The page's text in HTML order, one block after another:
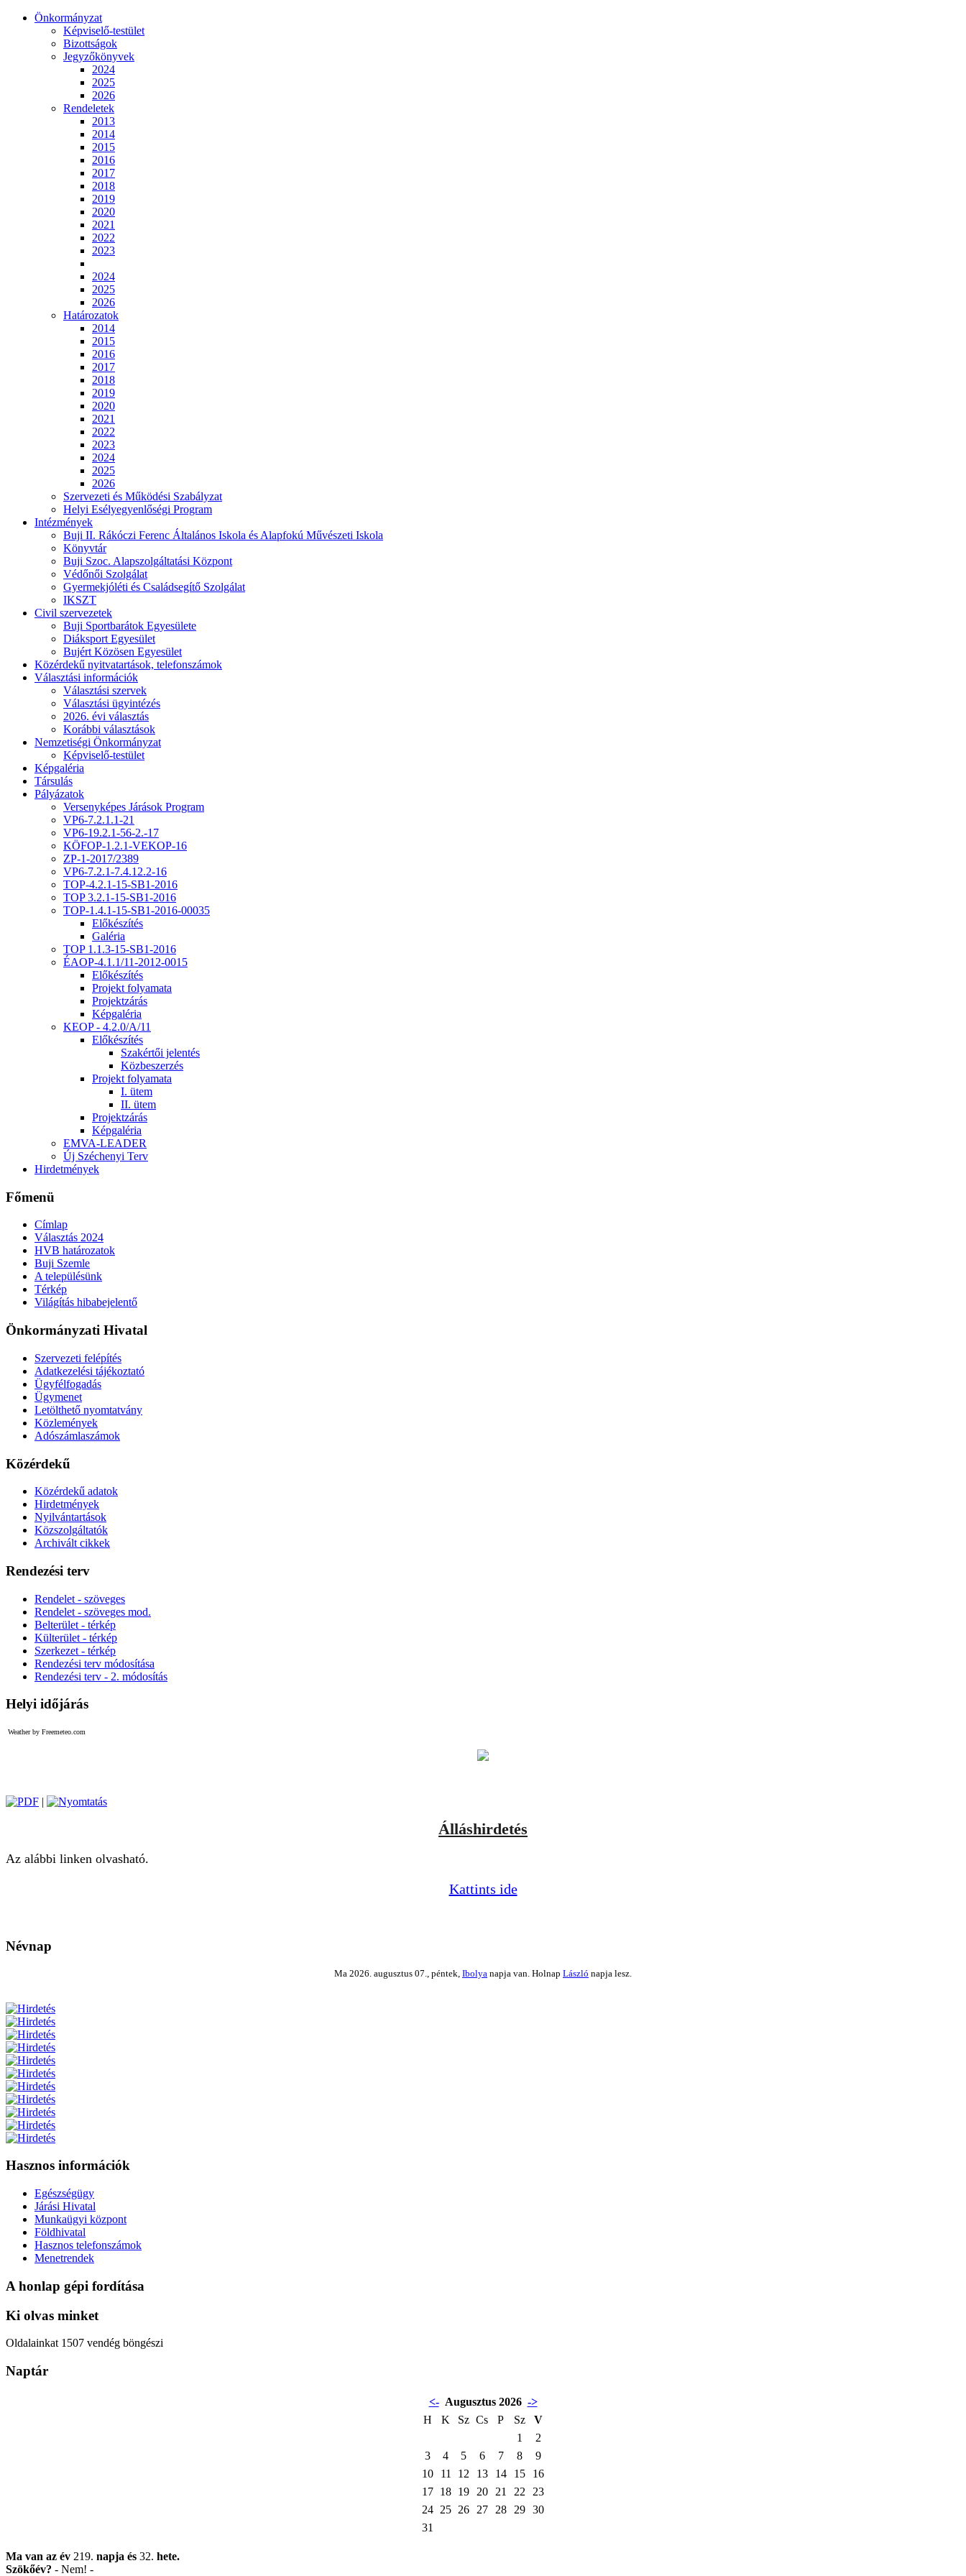
Önkormányzat
Képviselő-testület
Bizottságok
Jegyzőkönyvek
2024
2025
2026
Rendeletek
2013
2014
2015
2016
2017
2018
2019
2020
2021
2022
2023
2024
2025
2026
Határozatok
2014
2015
2016
2017
2018
2019
2020
2021
2022
2023
2024
2025
2026
Szervezeti és Működési Szabályzat
Helyi Esélyegyenlőségi Program
Intézmények
Buji II. Rákóczi Ferenc Általános Iskola és Alapfokú Művészeti Iskola
Könyvtár
Buji Szoc. Alapszolgáltatási Központ
Védőnői Szolgálat
Gyermekjóléti és Családsegítő Szolgálat
IKSZT
Civil szervezetek
Buji Sportbarátok Egyesülete
Diáksport Egyesület
Bujért Közösen Egyesület
Közérdekű nyitvatartások, telefonszámok
Választási információk
Választási szervek
Választási ügyintézés
2026. évi választás
Korábbi választások
Nemzetiségi Önkormányzat
Képviselő-testület
Képgaléria
Társulás
Pályázatok
Versenyképes Járások Program
VP6-7.2.1.1-21
VP6-19.2.1-56-2.-17
KÖFOP-1.2.1-VEKOP-16
ZP-1-2017/2389
VP6-7.2.1-7.4.12.2-16
TOP-4.2.1-15-SB1-2016
TOP 3.2.1-15-SB1-2016
TOP-1.4.1-15-SB1-2016-00035
Előkészítés
Galéria
TOP 1.1.3-15-SB1-2016
ÉAOP-4.1.1/11-2012-0015
Előkészítés
Projekt folyamata
Projektzárás
Képgaléria
KEOP - 4.2.0/A/11
Előkészítés
Szakértői jelentés
Közbeszerzés
Projekt folyamata
I. ütem
II. ütem
Projektzárás
Képgaléria
EMVA-LEADER
Új Széchenyi Terv
Hirdetmények
Főmenü
Címlap
Választás 2024
HVB határozatok
Buji Szemle
A településünk
Térkép
Világítás hibabejelentő
Önkormányzati Hivatal
Szervezeti felépítés
Adatkezelési tájékoztató
Ügyfélfogadás
Ügymenet
Letölthető nyomtatvány
Közlemények
Adószámlaszámok
Közérdekű
Közérdekű adatok
Hirdetmények
Nyilvántartások
Közszolgáltatók
Archivált cikkek
Rendezési terv
Rendelet - szöveges
Rendelet - szöveges mod.
Belterület - térkép
Külterület - térkép
Szerkezet - térkép
Rendezési terv módosítása
Rendezési terv - 2. módosítás
Helyi időjárás
Weather by Freemeteo.com
|
Álláshirdetés
Az alábbi linken olvasható.
Kattints ide
Névnap
Ma 2026. augusztus 07., péntek, Ibolya napja van. Holnap László napja lesz.
Hasznos információk
Egészségügy
Járási Hivatal
Munkaügyi központ
Földhivatal
Hasznos telefonszámok
Menetrendek
A honlap gépi fordítása
Ki olvas minket
Oldalainkat 1507 vendég böngészi
Naptár
<- Augusztus 2026 ->
H
K Sz Cs P Sz
V
1
2
3
4 5 6 7 8
9
10
11 12 13 14 15
16
17 18 19 20 21 22
23
24 25 26 27 28 29
30
31
Ma van az év 219. napja és 32. hete.
Szökőév? - Nem! -